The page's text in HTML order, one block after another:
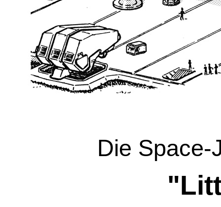
Die Space-